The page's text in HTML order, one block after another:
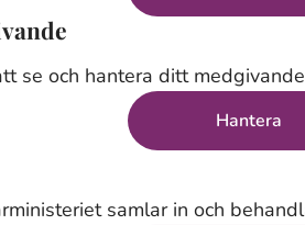
se och hantera ditt
Hantera
samlar in och